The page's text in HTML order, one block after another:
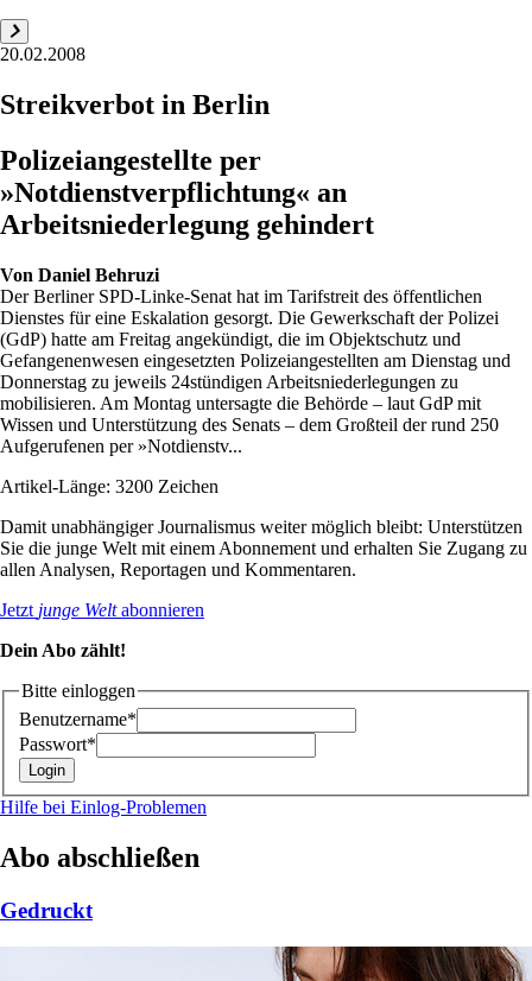
20.02.2008
Streikverbot in Berlin
Polizeiangestellte per
»Notdienstverpflichtung« an
Arbeitsniederlegung gehindert
Von Daniel Behruzi
Der Berliner SPD-Linke-Senat hat im Tarifstreit des öffentlichen
Dienstes für eine Eskalation gesorgt. Die Gewerkschaft der Polizei
(GdP) hatte am Freitag angekündigt, die im Objektschutz und
Gefangenenwesen eingesetzten Polizeiangestellten am Dienstag und
Donnerstag zu jeweils 24stündigen Arbeitsniederlegungen zu
mobilisieren. Am Montag untersagte die Behörde – laut GdP mit
Wissen und Unterstützung des Senats – dem Großteil der rund 250
Aufgerufenen per »Notdienstv...
Artikel-Länge: 3200 Zeichen
Damit unabhängiger Journalismus weiter möglich bleibt: Unterstützen
Sie die junge Welt mit einem Abonnement und erhalten Sie Zugang zu
allen Analysen, Reportagen und Kommentaren.
Jetzt junge Weltabonnieren
Dein Abo zählt!
Bitte einloggen
Benutzername*
Passwort*
Hilfe bei Einlog-Problemen
Abo abschließen
Gedruckt